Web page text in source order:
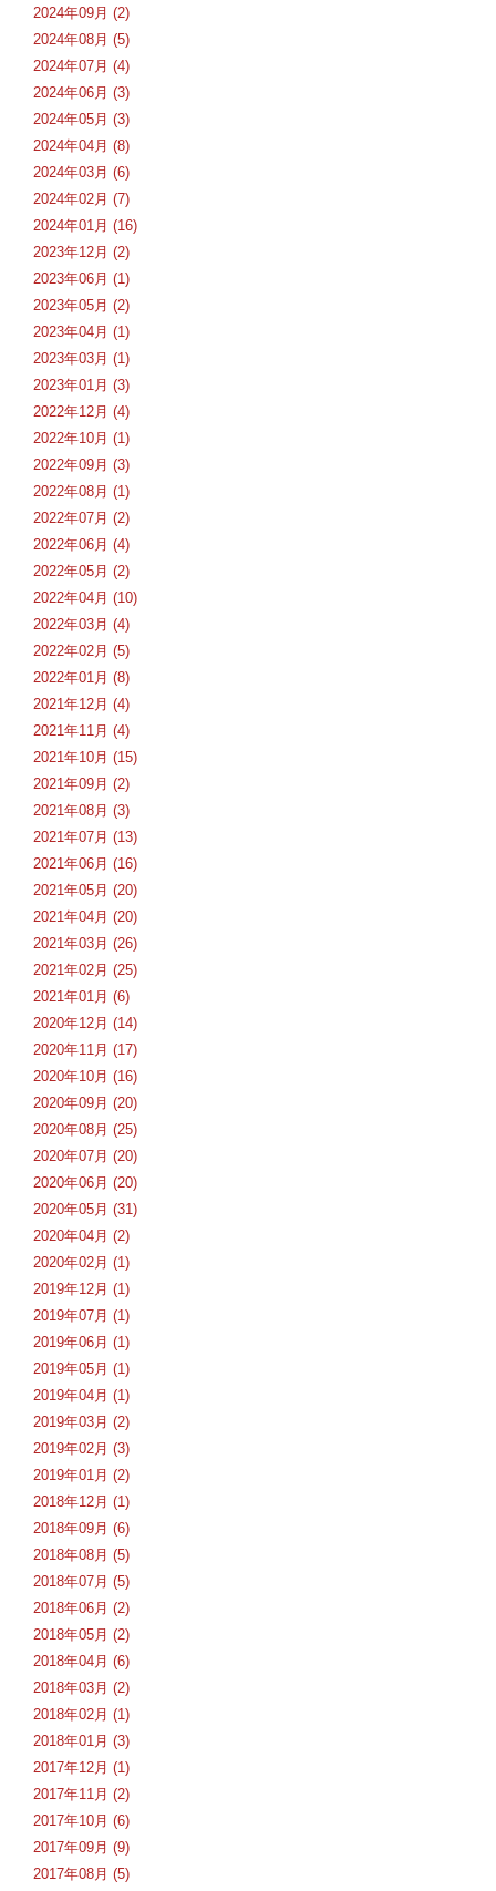
2024年09月 (2)
2024年08月 (5)
2024年07月 (4)
2024年06月 (3)
2024年05月 (3)
2024年04月 (8)
2024年03月 (6)
2024年02月 (7)
2024年01月 (16)
2023年12月 (2)
2023年06月 (1)
2023年05月 (2)
2023年04月 (1)
2023年03月 (1)
2023年01月 (3)
2022年12月 (4)
2022年10月 (1)
2022年09月 (3)
2022年08月 (1)
2022年07月 (2)
2022年06月 (4)
2022年05月 (2)
2022年04月 (10)
2022年03月 (4)
2022年02月 (5)
2022年01月 (8)
2021年12月 (4)
2021年11月 (4)
2021年10月 (15)
2021年09月 (2)
2021年08月 (3)
2021年07月 (13)
2021年06月 (16)
2021年05月 (20)
2021年04月 (20)
2021年03月 (26)
2021年02月 (25)
2021年01月 (6)
2020年12月 (14)
2020年11月 (17)
2020年10月 (16)
2020年09月 (20)
2020年08月 (25)
2020年07月 (20)
2020年06月 (20)
2020年05月 (31)
2020年04月 (2)
2020年02月 (1)
2019年12月 (1)
2019年07月 (1)
2019年06月 (1)
2019年05月 (1)
2019年04月 (1)
2019年03月 (2)
2019年02月 (3)
2019年01月 (2)
2018年12月 (1)
2018年09月 (6)
2018年08月 (5)
2018年07月 (5)
2018年06月 (2)
2018年05月 (2)
2018年04月 (6)
2018年03月 (2)
2018年02月 (1)
2018年01月 (3)
2017年12月 (1)
2017年11月 (2)
2017年10月 (6)
2017年09月 (9)
2017年08月 (5)